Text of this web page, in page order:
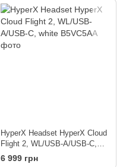
HyperX Headset HyperX Cloud
Flight 2, WL/USB-A/USB-C,
white
6 999 грн